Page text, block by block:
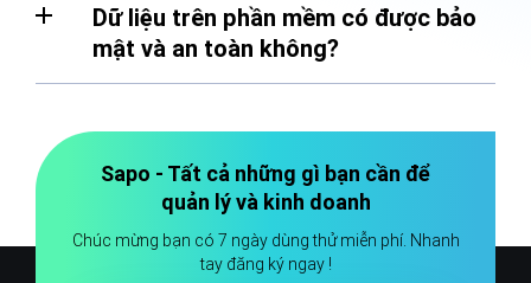
Dữ liệu trên phần mềm có được bảo
mật và an toàn không?
Sapo - Tất cả những gì bạn cần để
quản lý và kinh doanh
Chúc mừng bạn có 7 ngày dùng thử miễn phí. Nhanh
tay đăng ký ngay !